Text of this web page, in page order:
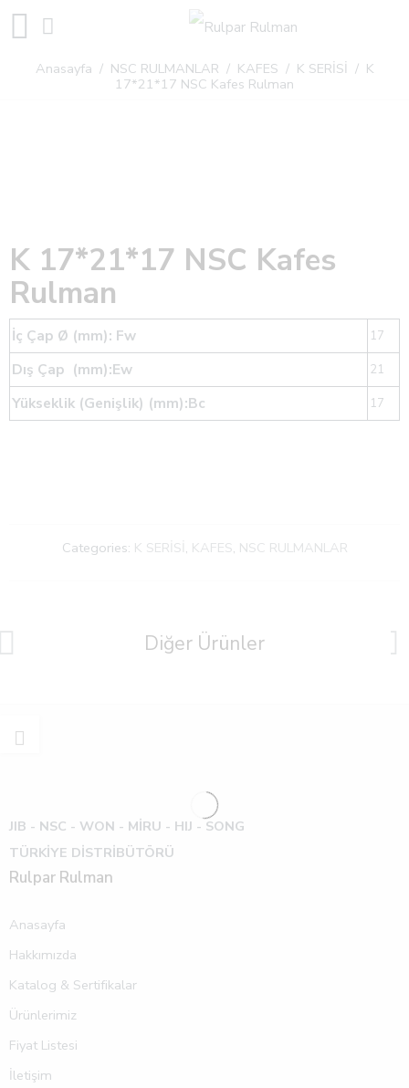
Anasayfa / NSC RULMANLAR / KAFES / K SERİSİ / K
17*21*17 NSC Kafes Rulman
K 17*21*17 NSC Kafes
Rulman
İç Çap Ø (mm): Fw 17
Dış Çap (mm):Ew 21
Yükseklik (Genişlik) (mm):Bc 17
Categories: K SERİSİ , KAFES, NSC RULMANLAR
Diğer Ürünler
JIB - NSC - WON - MİRU - HIJ - SONG
TÜRKİYE DİSTRİBÜTÖRÜ
Rulpar Rulman
Anasayfa
Hakkımızda
Katalog & Sertifikalar
Ürünlerimiz
Fiyat Listesi
İletişim